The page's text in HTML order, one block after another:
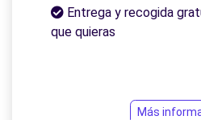
Entrega y recogida
que quieras
Más